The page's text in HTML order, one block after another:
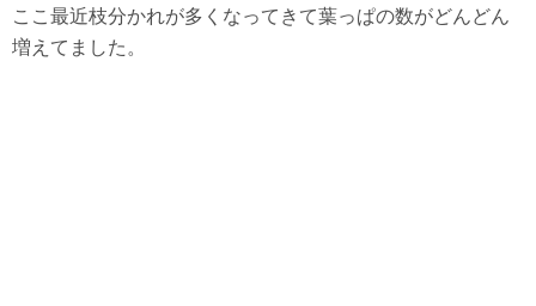
ここ最近枝分かれが多くなってきて葉っぱの数がどんどん
増えてました。